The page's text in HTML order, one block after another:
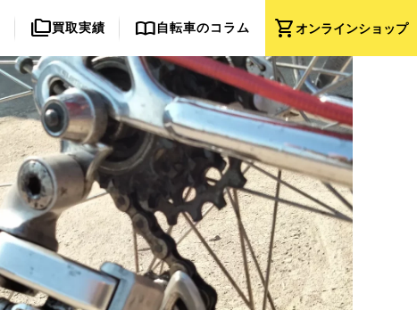
shopping_cartオンラインショップ
folder_copy買取実績 import_contacts自転車のコラム